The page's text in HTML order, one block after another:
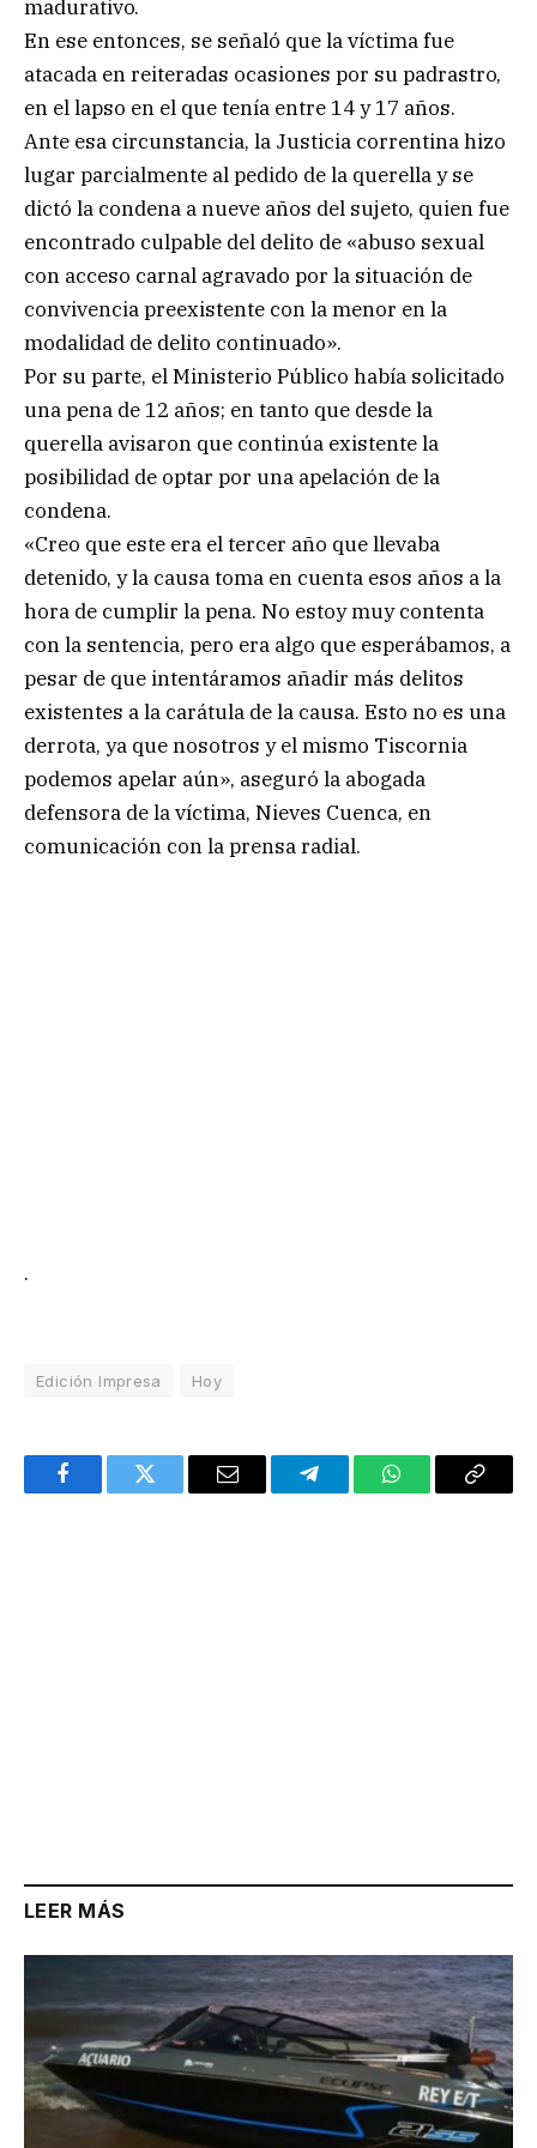
madurativo.
En ese entonces, se señaló que la víctima fue
atacada en reiteradas ocasiones por su padrastro,
en el lapso en el que tenía entre 14 y 17 años.
Ante esa circunstancia, la Justicia correntina hizo
lugar parcialmente al pedido de la querella y se
dictó la condena a nueve años del sujeto, quien fue
encontrado culpable del delito de «abuso sexual
con acceso carnal agravado por la situación de
convivencia preexistente con la menor en la
modalidad de delito continuado».
Por su parte, el Ministerio Público había solicitado
una pena de 12 años; en tanto que desde la
querella avisaron que continúa existente la
posibilidad de optar por una apelación de la
condena.
«Creo que este era el tercer año que llevaba
detenido, y la causa toma en cuenta esos años a la
hora de cumplir la pena. No estoy muy contenta
con la sentencia, pero era algo que esperábamos, a
pesar de que intentáramos añadir más delitos
existentes a la carátula de la causa. Esto no es una
derrota, ya que nosotros y el mismo Tiscornia
podemos apelar aún», aseguró la abogada
defensora de la víctima, Nieves Cuenca, en
comunicación con la prensa radial.
.
Edición Impresa Hoy
FacebookTwitter Email TelegramWhatsAppCopy
LEER MÁS